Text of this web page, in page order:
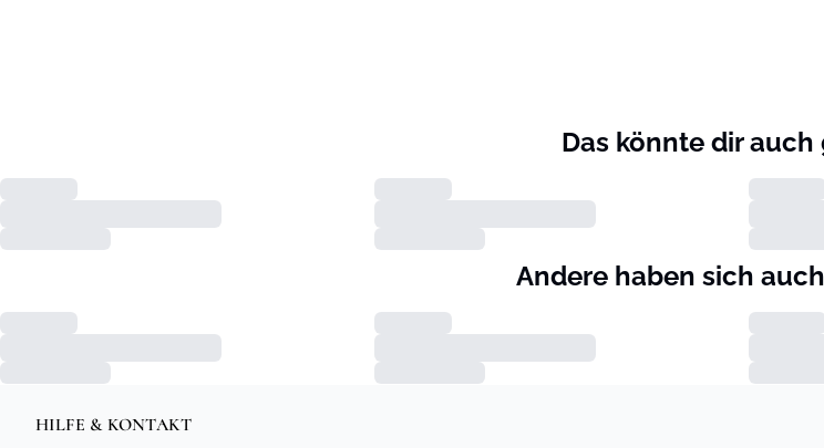
Das könnte dir
Andere haben sich
HILFE & KONTAKT